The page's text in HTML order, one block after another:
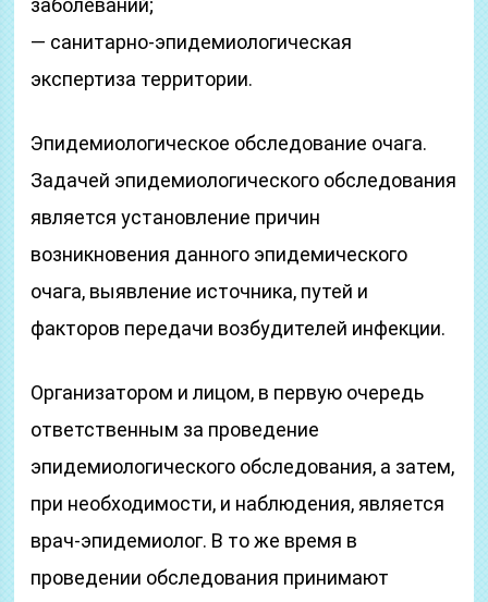
заболеваний;
— санитарно-эпидемиологическая
экспертиза территории.
Эпидемиологическое обследование очага.
Задачей эпидемиологического обследования
является установление причин
возникновения данного эпидемического
очага, выявление источника, путей и
факторов передачи возбудителей инфекции.
Организатором и лицом, в первую очередь
ответственным за проведение
эпидемиологического обследования, а затем,
при необходимости, и наблюдения, является
врач-эпидемиолог. В то же время в
проведении обследования принимают